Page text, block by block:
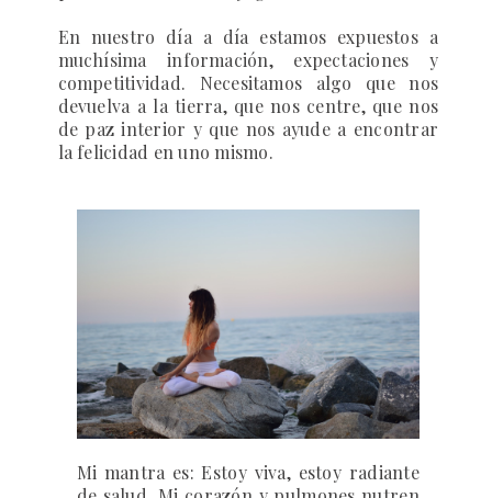
En nuestro día a día estamos expuestos a
muchísima información, expectaciones y
competitividad. Necesitamos algo que nos
devuelva a la tierra, que nos centre, que nos
de paz interior y que nos ayude a encontrar
la felicidad en uno mismo.
Mi mantra es: Estoy viva, estoy radiante